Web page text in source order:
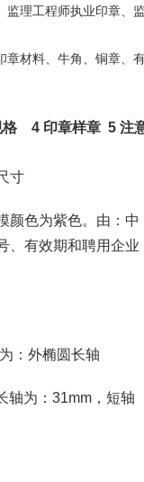
监理工程师执业印章、
材料、牛角、铜章、
4 印章样章 5 注
寸
颜色为紫色。由：中
、有效期和聘用企业
：外椭圆长轴
轴为：31mm，短轴